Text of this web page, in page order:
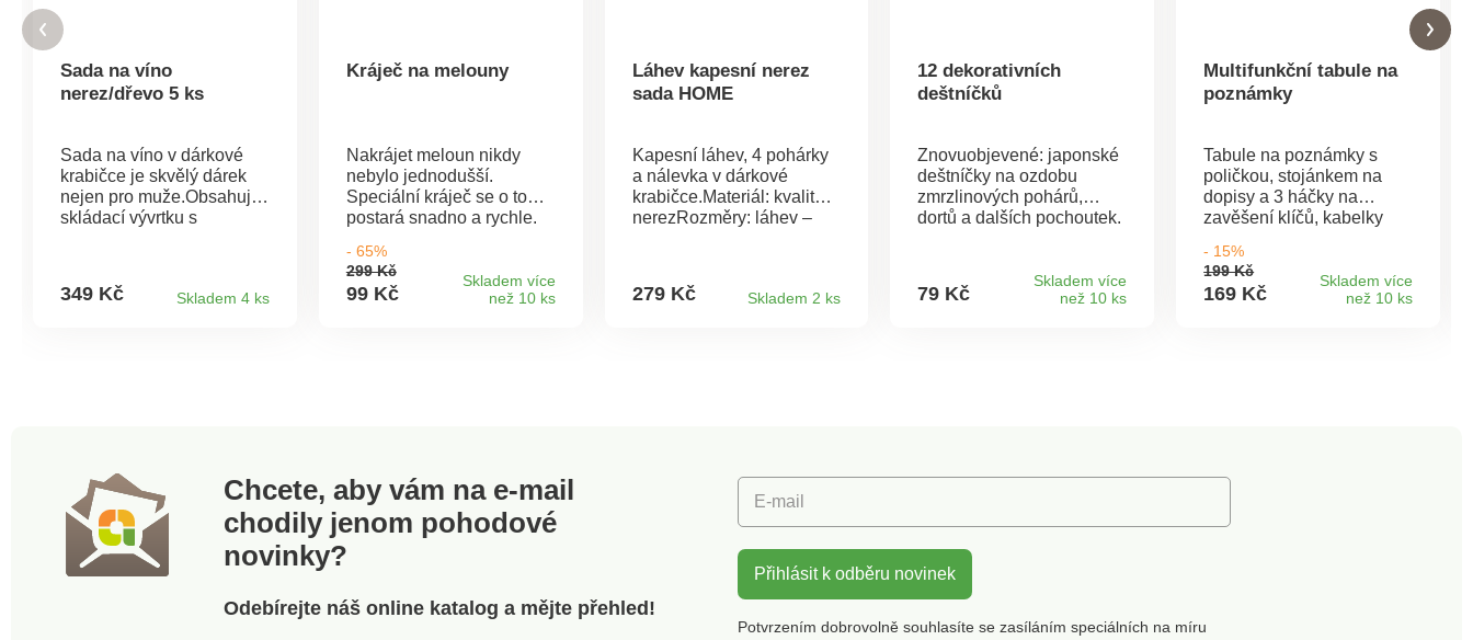
Sada na víno
nerez/dřevo 5 ks
Sada na víno v dárkové
krabičce je skvělý dárek
nejen pro muže.Obsahuje
skládací vývrtku s
dřevoRozměry: 23 x 13 x
349 Kč Skladem 4 ks
Kráječ na melouny
Nakrájet meloun nikdy
nebylo jednodušší.
Speciální kráječ se o to
postará snadno a rychle.
díky speciálním úchytkám.
Rozměry: 35 x 31 x 7 cm.
- 65%
299 Kč
99 Kč
Skladem více
než 10 ks
Láhev kapesní nerez
sada HOME
Kapesní láhev, 4 pohárky
a nálevka v dárkové
krabičce.Materiál: kvalitní
nerezRozměry: láhev –
výška 4 cm.
279 Kč Skladem 2 ks
12 dekorativních
deštníčků
Znovuobjevené: japonské
deštníčky na ozdobu
zmrzlinových pohárů,
dortů a dalších pochoutek.
79 Kč
Skladem více
než 10 ks
Multifunkční tabule na
poznámky
Tabule na poznámky s
poličkou, stojánkem na
dopisy a 3 háčky na
zavěšení klíčů, kabelky
blízkosti dveří, abyste při
odchodu z domu na nic
nezapomněli. Ideální na
- 15%
199 Kč
169 Kč
Skladem více
než 10 ks
Chcete, aby vám na e-mail
chodily jenom pohodové
novinky?
Odebírejte náš online katalog a mějte přehled!
E-mail
Přihlásit k odběru novinek
Potvrzením dobrovolně souhlasíte se zasíláním speciálních na míru